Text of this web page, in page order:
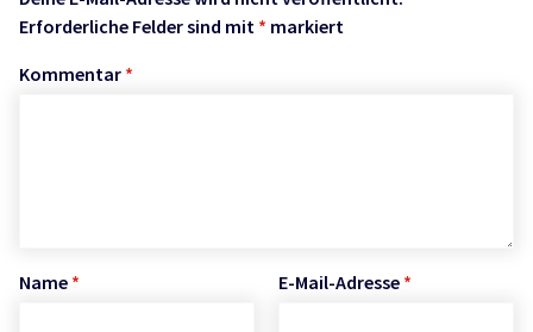
Erforderliche Felder sind mit * markiert
Kommentar *
Name * E-Mail-Adresse *